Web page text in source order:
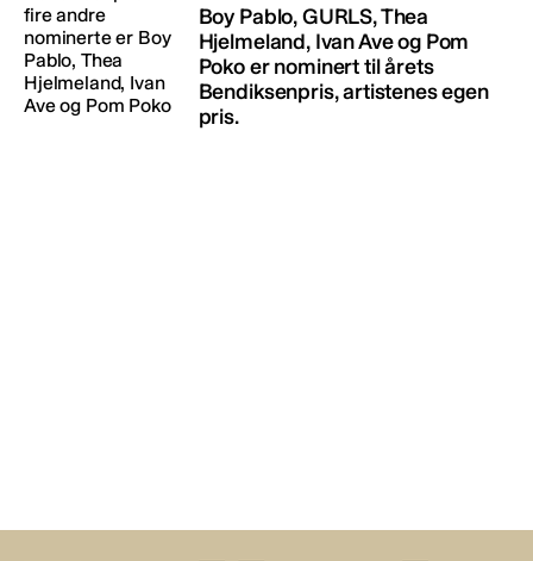
Boy Pablo, GURLS, Thea
Hjelmeland, Ivan Ave og Pom
Poko er nominert til årets
Bendiksenpris, artistenes egen
pris.